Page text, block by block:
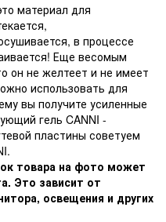
материал для
в процессе
Еще весомым
он не желтеет и не имеет
использовать для
вы получите усиленные
гель CANNI -
пластины советуем
товара на фото может
Это зависит от
освещения и других